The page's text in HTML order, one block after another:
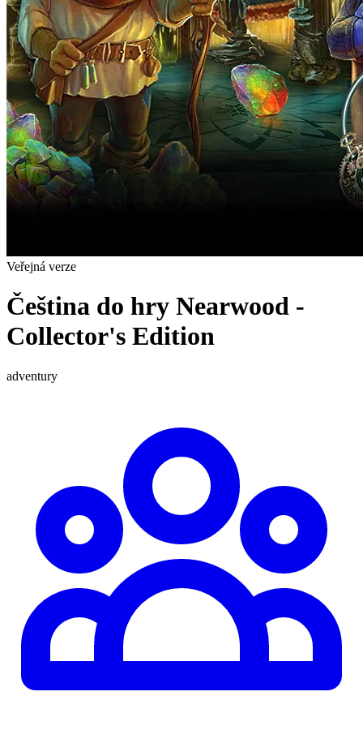
Veřejná verze
Čeština do hry Nearwood -
Collector's Edition
adventury